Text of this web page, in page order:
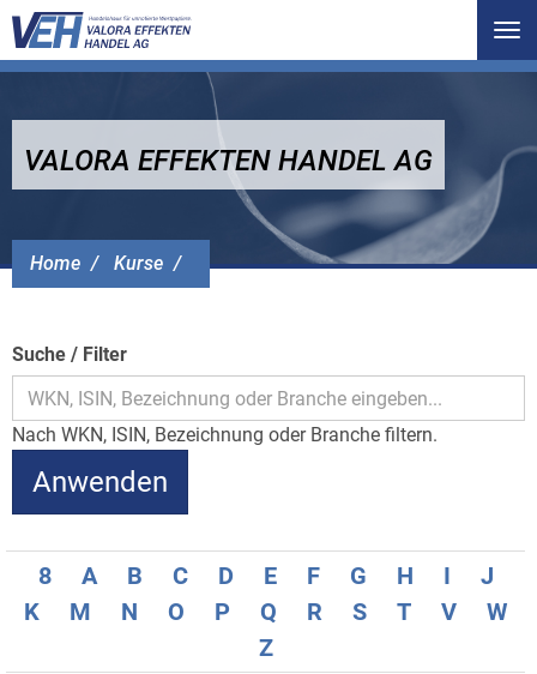
Home Kurse
VALORA EFFEKTEN HANDEL AG
Suche / Filter
Nach WKN, ISIN, Bezeichnung oder Branche filtern.
8 A B C D E F G H I
J
K
M N O P Q R S T V
W
Z